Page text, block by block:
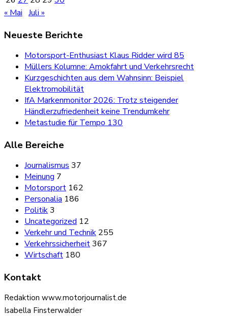
« Mai Juli »
Neueste Berichte
Motorsport-Enthusiast Klaus Ridder wird 85
Müllers Kolumne: Amokfahrt und Verkehrsrecht
Kurzgeschichten aus dem Wahnsinn: Beispiel
Elektromobilität
IfA Markenmonitor 2026: Trotz steigender
Händlerzufriedenheit keine Trendumkehr
Metastudie für Tempo 130
Alle Bereiche
Journalismus 37
Meinung 7
Motorsport 162
Personalia 186
Politik3
Uncategorized 12
Verkehr und Technik 255
Verkehrssicherheit367
Wirtschaft 180
Kontakt
Redaktion www.motorjournalist.de
Isabella Finsterwalder